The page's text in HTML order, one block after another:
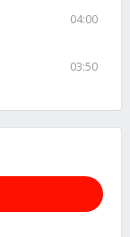
04:00
03:50